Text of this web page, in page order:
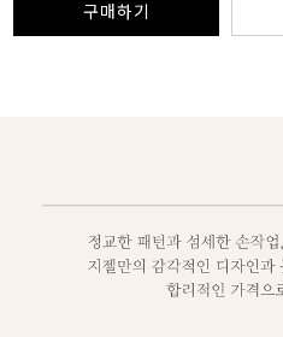
구매하기